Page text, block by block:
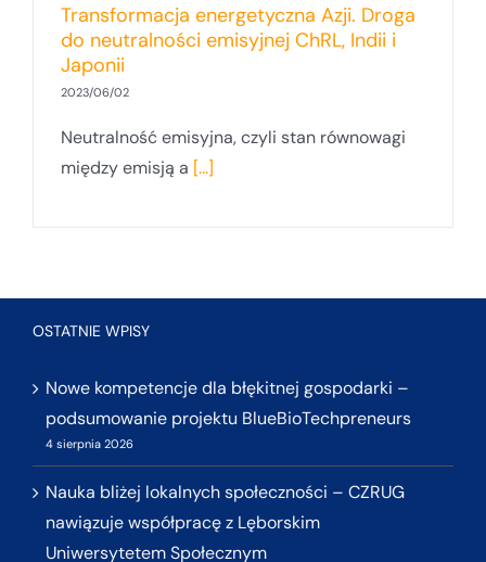
Transformacja energetyczna Azji. Droga
do neutralności emisyjnej ChRL, Indii i
Japonii
2023/06/02
Neutralność emisyjna, czyli stan równowagi
między emisją a [...]
OSTATNIE WPISY
Nowe kompetencje dla błękitnej gospodarki –
podsumowanie projektu BlueBioTechpreneurs
4 sierpnia 2026
Nauka bliżej lokalnych społeczności – CZRUG
nawiązuje współpracę z Lęborskim
Uniwersytetem Społecznym